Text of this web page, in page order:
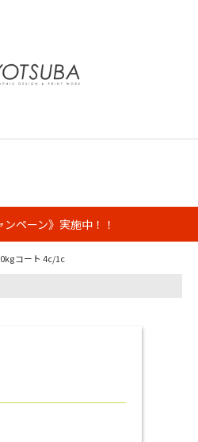
ンペーン》実施中！！
コート 4c/1c